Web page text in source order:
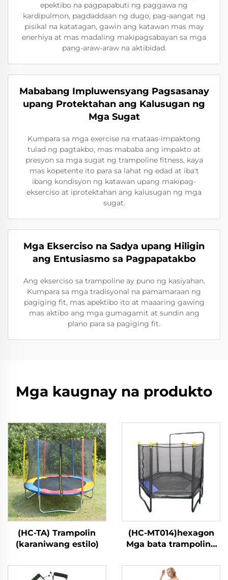
epektibo na pagpapabuti ng paggawa ng
kardipulmon, pagdaddaan ng dugo, pag-aangat ng
pisikal na katatagan, gawin ang katawan mas may
enerhiya at mas madaling makipagsabayan sa mga
pang-araw-araw na aktibidad.
Mababang Impluwensyang Pagsasanay
upang Protektahan ang Kalusugan ng
Mga Sugat
Kumpara sa mga exercise na mataas-impaktong
tulad ng pagtakbo, mas mababa ang impakto at
presyon sa mga sugat ng trampoline fitness, kaya
mas kopetente ito para sa lahat ng edad at iba't
ibang kondisyon ng katawan upang makipag-
ekserciso at iprotektahan ang kalusugan ng mga
sugat.
Mga Ekserciso na Sadya upang Hiligin
ang Entusiasmo sa Pagpapatakbo
Ang ekserciso sa trampoline ay puno ng kasiyahan.
Kumpara sa mga tradisyonal na pamamaraan ng
pagiging fit, mas apektibo ito at maaaring gawing
mas aktibo ang mga gumagamit at sundin ang
plano para sa pagiging fit.
Mga kaugnay na produkto
(HC-TA) Trampolin
(karaniwang estilo)
(HC-MT014)hexagon
Mga bata trampoline
kumot